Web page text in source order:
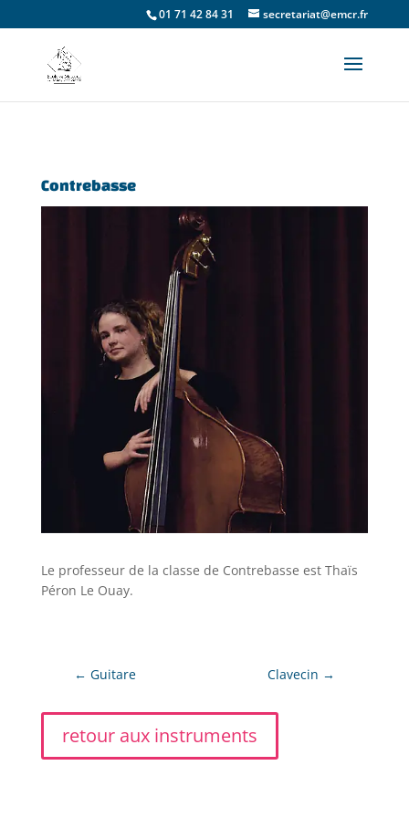
01 71 42 84 31 secretariat@emcr.fr
Contrebasse
Le professeur de la classe de Contrebasse est Thaïs
Péron Le Ouay.
← Guitare Clavecin →
retour aux instruments